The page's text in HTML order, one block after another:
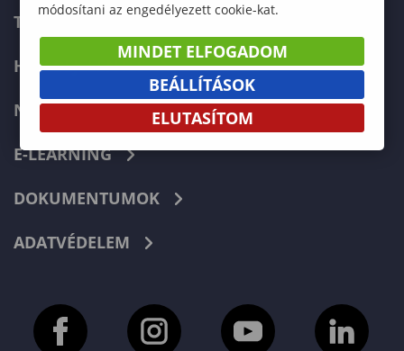
TELEFONKÖNYV
HIBABEJELENTÉS
NEPTUN
E-LEARNING
DOKUMENTUMOK
ADATVÉDELEM
módosítani az engedélyezett cookie-kat.
MINDET ELFOGADOM
BEÁLLÍTÁSOK
ELUTASÍTOM